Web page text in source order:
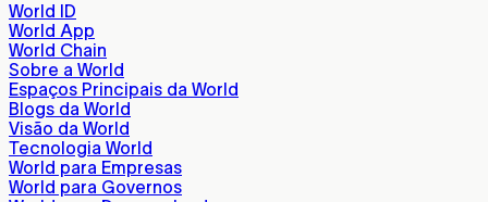
World ID
World App
World Chain
Sobre a World
Espaços Principais da World
Blogs da World
Visão da World
Tecnologia World
World para Empresas
World para Governos